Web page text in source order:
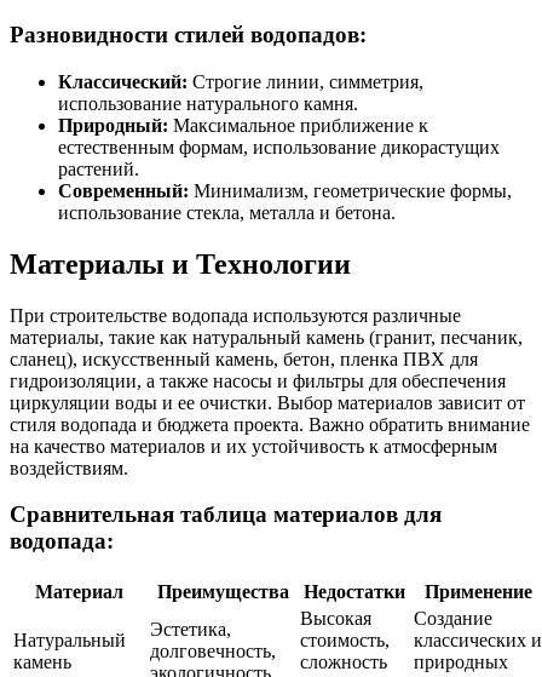
Разновидности стилей водопадов:
Классический: Строгие линии, симметрия,
использование натурального камня.
Природный: Максимальное приближение к
естественным формам, использование дикорастущих
растений.
Современный: Минимализм, геометрические формы,
использование стекла, металла и бетона.
Материалы и Технологии
При строительстве водопада используются различные
материалы, такие как натуральный камень (гранит, песчаник,
сланец), искусственный камень, бетон, пленка ПВХ для
гидроизоляции, а также насосы и фильтры для обеспечения
циркуляции воды и ее очистки. Выбор материалов зависит от
стиля водопада и бюджета проекта. Важно обратить внимание
на качество материалов и их устойчивость к атмосферным
воздействиям.
Сравнительная таблица материалов для
водопада:
Материал Преимущества Недостатки Применение
Натуральный
камень
Эстетика,
долговечность,
экологичность
Высокая
стоимость,
сложность
Создание
классических и
природных